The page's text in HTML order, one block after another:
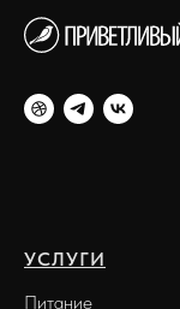
УСЛУГИ
Питание